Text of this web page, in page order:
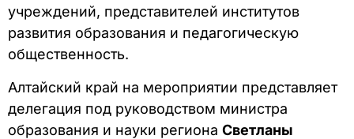
учреждений, представителей институтов
развития образования и педагогическую
общественность.
Алтайский край на мероприятии представляет
делегация под руководством министра
образования и науки региона Светланы